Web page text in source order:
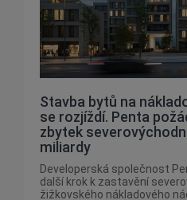
Stavba bytů na
se rozjíždí. Penta
zbytek
miliardy
Developerská společnost
další krok k zastavění
žižkovského nákladového